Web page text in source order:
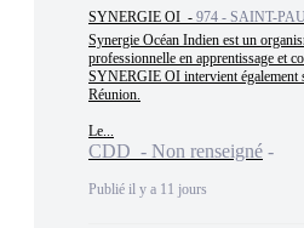
SYNERGIE OI - 974 - SAINT-
Synergie Océan Indien est un
professionnelle en apprentissage et
SYNERGIE OI intervient également
Réunion.
Le...
CDD - Non renseigné
Publié il y a 11 jours